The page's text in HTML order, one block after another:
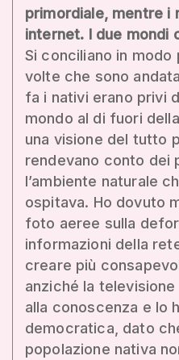
primordiale, mentre i
internet. I due mondi
Si conciliano in
volte che sono
fa i nativi erano privi
mondo al di fuori
una visione del tutto
rendevano conto dei
l’ambiente naturale
ospitava. Ho dovuto
foto aeree sulla
informazioni della
creare più
anziché la
alla conoscenza e lo
democratica, dato
popolazione nativa